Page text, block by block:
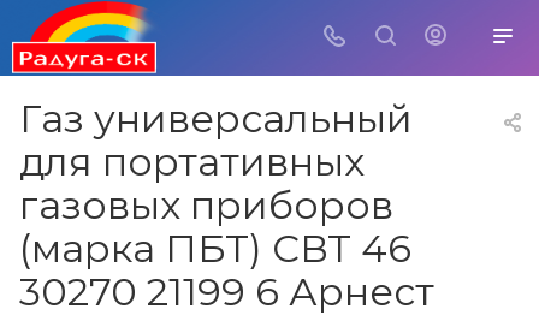
Газ универсальный
для портативных
газовых приборов
(марка ПБТ) СВТ 46
30270 21199 6 Арнест